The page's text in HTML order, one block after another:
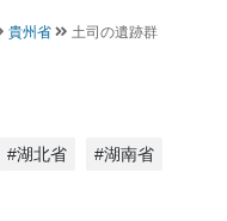
貴州省 土司の遺跡群
#湖北省 #湖南省